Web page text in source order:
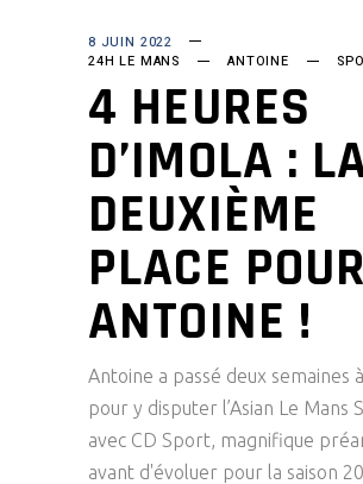
8 JUIN 2022
24H LE MANS
ANTOINE
4 HEURES
D’IMOLA :
DEUXIÈME
PLACE POUR
ANTOINE !
Antoine a passé deux semaines
pour y disputer l’Asian Le Mans
avec CD Sport, magnifique
avant d'évoluer pour la saison